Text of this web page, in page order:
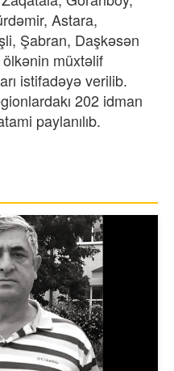
Astara,
Şabran, Daşkəsən
müxtəlif
istifadəyə verilib.
202 idman
paylanılıb.